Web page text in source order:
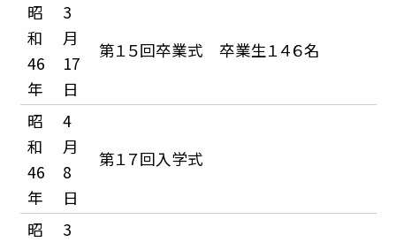
昭
和
46
年
3
月
17
日
第１５回卒業式 卒業生１４６名
昭
和
46
年
4
月
8
日
第１７回入学式
昭
3